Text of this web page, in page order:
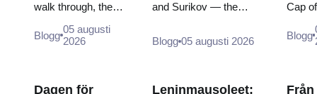
största
rymdutställning
walk through, the
Energia–Buran
model, scorched
flight...
Blogg 05 augusti
2026
planera kring
and Surikov — the
where they hang, and
Blogg 05 augusti 2026
Cap
the
of
Blogg
Dagen för Leninmausoleet: Från